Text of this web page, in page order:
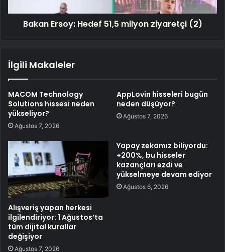
Bakan Ersoy: Hedef 51,5 milyon ziyaretçi (2)
İlgili Makaleler
MACOM Technology
Solutions hissesi neden
yükseliyor?
Ağustos 7, 2026
AppLovin hisseleri bugün
neden düşüyor?
Ağustos 7, 2026
Alışveriş yapan herkesi
ilgilendiriyor: 1 Ağustos’ta
tüm dijital kurallar
değişiyor
Ağustos 7, 2026
Yapay zekamız biliyordu:
+200%, bu hisseler
kazançları ezdi ve
yükselmeye devam ediyor
Ağustos 6, 2026